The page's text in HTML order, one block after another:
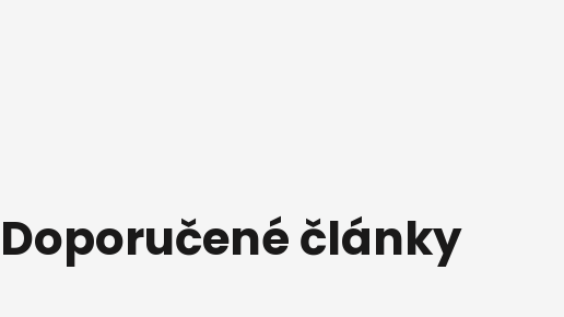
Doporučené články